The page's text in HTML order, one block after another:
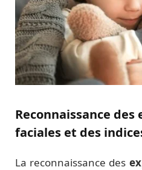
Reconnaissance des
faciales et des
La reconnaissance des